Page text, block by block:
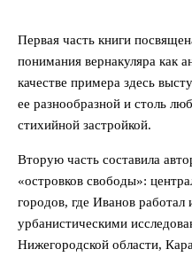
Первая часть книги
понимания вернакуляра как
качестве примера здесь
ее разнообразной и столь
стихийной застройкой.
Вторую часть составила
«островков свободы»:
городов, где Иванов работал
урбанистическими
Нижегородской области,